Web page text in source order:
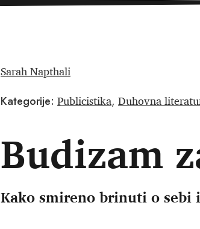
Sarah Napthali
Kategorije: Publicistika, Duhovna
Budizam
Kako smireno brinuti o sebi